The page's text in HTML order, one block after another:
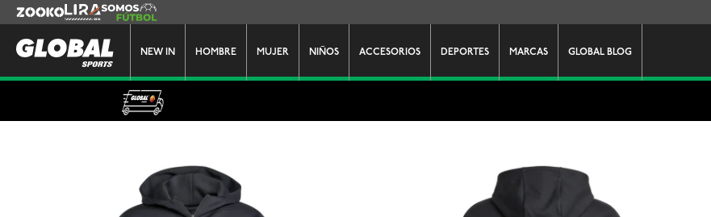
NEW IN HOMBRE MUJER NIÑOS ACCESORIOS DEPORTES MARCAS GLOBAL BLOG
Zooko Lira Somos Futbol